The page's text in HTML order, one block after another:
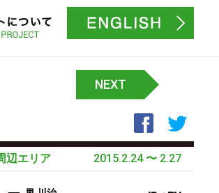
プロジェクトについて
NEXT
Facebookで
2015.2.24 〜 2.27
辺エリア